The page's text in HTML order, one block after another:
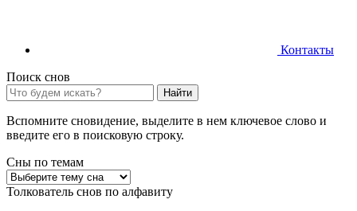
Контакты
Поиск снов
Найти
Вспомните сновидение, выделите в нем ключевое слово и
введите его в поисковую строку.
Сны по темам
Толкователь снов по алфавиту